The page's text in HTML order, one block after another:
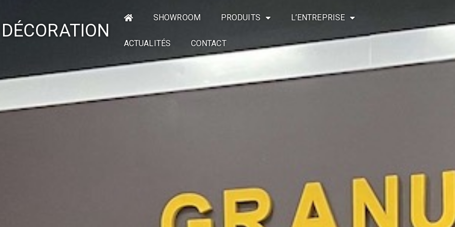
SHOWROOM PRODUITS L’ENTREPRISE
ACTUALITÉS CONTACT